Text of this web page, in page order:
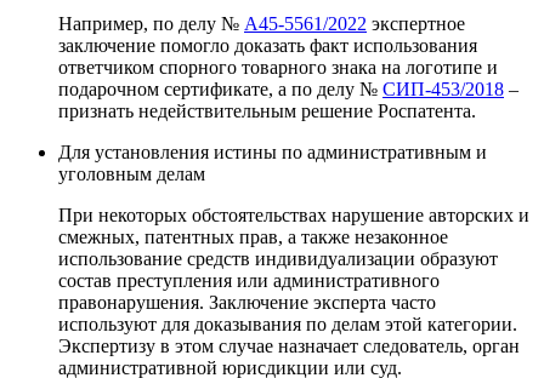
Например, по делу № А45-5561/2022 экспертное
заключение помогло доказать факт использования
ответчиком спорного товарного знака на логотипе и
подарочном сертификате, а по делу № СИП-453/2018 –
признать недействительным решение Роспатента.
Для установления истины по административным и
уголовным делам
При некоторых обстоятельствах нарушение авторских и
смежных, патентных прав, а также незаконное
использование средств индивидуализации образуют
состав преступления или административного
правонарушения. Заключение эксперта часто
используют для доказывания по делам этой категории.
Экспертизу в этом случае назначает следователь, орган
административной юрисдикции или суд.